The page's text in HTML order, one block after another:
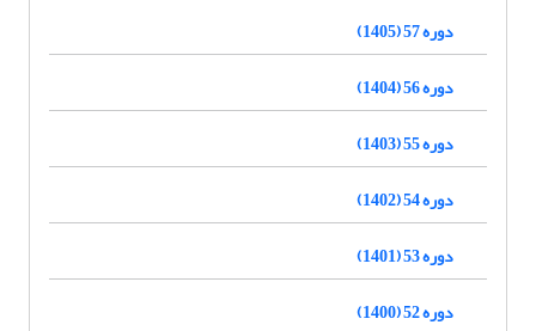
دوره 57 (1405)
دوره 56 (1404)
دوره 55 (1403)
دوره 54 (1402)
دوره 53 (1401)
دوره 52 (1400)